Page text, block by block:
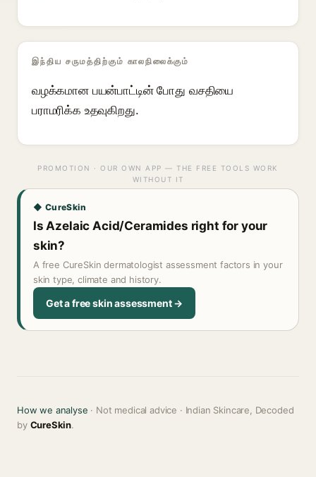
இந்திய சருமத்திற்கும் காலநிலைக்கும்
வழக்கமான பயன்பாட்டின் போது வசதியை
பராமரிக்க உதவுகிறது.
PROMOTION · OUR OWN APP — THE FREE TOOLS WORK
WITHOUT IT
◆ CureSkin
Is Azelaic Acid/Ceramides right for your
skin?
A free CureSkin dermatologist assessment factors in your
skin type, climate and history.
Get a free skin assessment →
How we analyse · Not medical advice · Indian Skincare, Decoded
by CureSkin.